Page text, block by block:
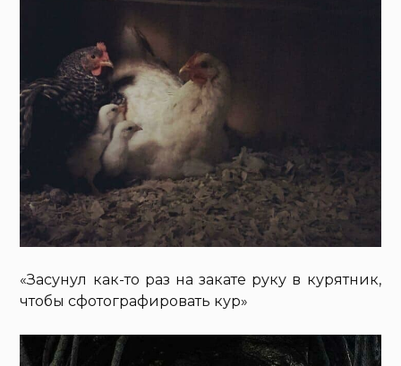
«Засунул как-то раз на закате руку в курятник,
чтобы сфотографировать кур»